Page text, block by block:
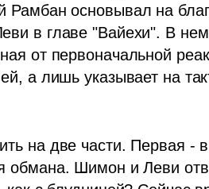
основывал на
в главе "Вайехи". В нем
от первоначальной
а лишь указывает на
на две части. Первая -
обмана. Шимон и Леви